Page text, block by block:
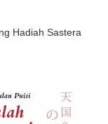
Hadiah Sastera